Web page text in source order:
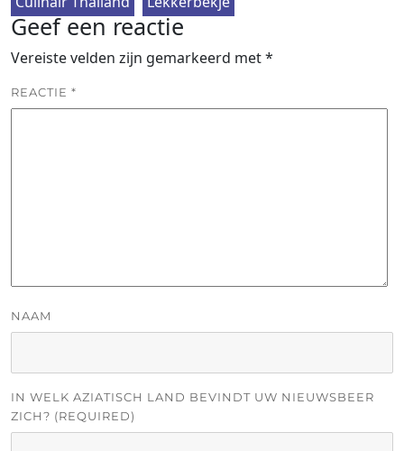
Geef een reactie
Vereiste velden zijn gemarkeerd met*
REACTIE *
NAAM
IN WELK AZIATISCH LAND BEVINDT UW NIEUWSBEER
ZICH? (REQUIRED)